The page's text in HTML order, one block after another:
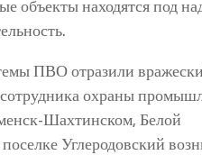
объекты находятся под
ПВО отразили
охраны
Шахтинском, Белой
Углеродовский